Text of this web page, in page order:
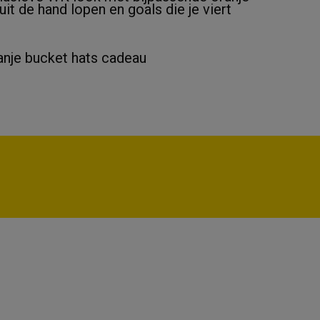
de hand lopen en goals die je viert
bucket hats cadeau